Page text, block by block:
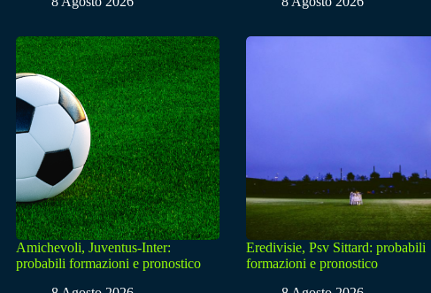
Amichevoli, Juventus-Inter:
probabili formazioni e pronostico
Eredivisie, Psv Sittard: probabili
formazioni e pronostico